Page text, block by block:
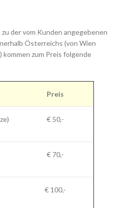
der vom Kunden angegebenen
Österreichs (von Wien
kommen zum Preis folgende
Preis
€ 50,-
€ 70,-
€ 100,-